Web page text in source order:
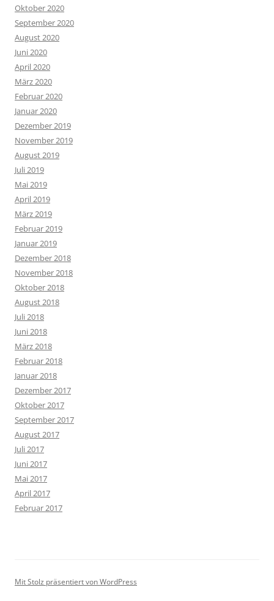
Oktober 2020
September 2020
August 2020
Juni 2020
April 2020
März 2020
Februar 2020
Januar 2020
Dezember 2019
November 2019
August 2019
Juli 2019
Mai 2019
April 2019
März 2019
Februar 2019
Januar 2019
Dezember 2018
November 2018
Oktober 2018
August 2018
Juli 2018
Juni 2018
März 2018
Februar 2018
Januar 2018
Dezember 2017
Oktober 2017
September 2017
August 2017
Juli 2017
Juni 2017
Mai 2017
April 2017
Februar 2017
Mit Stolz präsentiert von WordPress